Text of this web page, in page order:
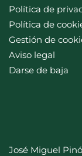
Política de
Política de
Gestión de
Aviso legal
Darse de baja
José Miguel